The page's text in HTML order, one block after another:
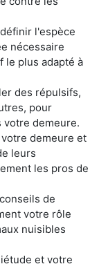
l'espèce
nécessaire
le plus adapté à
des répulsifs,
pour
votre demeure.
demeure et
leurs
les pros de
de
votre rôle
nuisibles
et votre